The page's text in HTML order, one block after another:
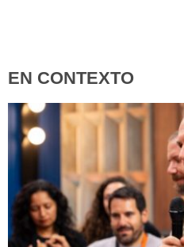
EN CONTEXTO